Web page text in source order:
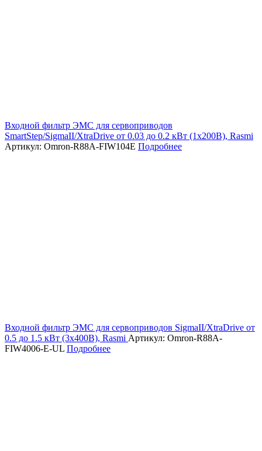
Входной фильтр ЭМС для сервоприводов
SmartStep/SigmaII/XtraDrive от 0.03 до 0.2 кВт (1х200В), Rasmi
Артикул: Omron-R88A-FIW104E Подробнее
Входной фильтр ЭМС для сервоприводов SigmaII/XtraDrive от
0.5 до 1.5 кВт (3х400В), Rasmi Артикул: Omron-R88A-
FIW4006-E-UL Подробнее